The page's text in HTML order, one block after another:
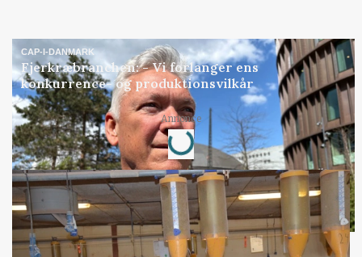
CAP-I-DANMARK
Fjerkræbranchen: - Vi forlanger ens
konkurrence- og produktionsvilkår
Annonce
Loading...